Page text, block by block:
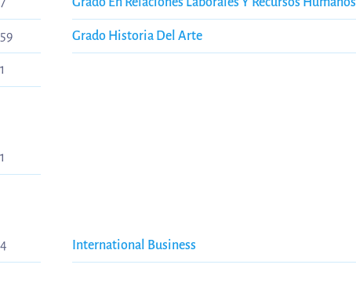
59 Grado Historia Del Arte
1
1
4 International Business